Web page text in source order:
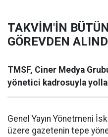
TAKVİM'İN
GÖREVDEN
TMSF, Ciner Medya
yönetici kadrosuyla
Genel Yayın Yönetmeni
üzere gazetenin tepe